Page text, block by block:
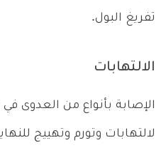
تفريغ البول.
الالتهابات
الإصابة بأنواع من العدوى في
لالتهابات وتورم وتهييج